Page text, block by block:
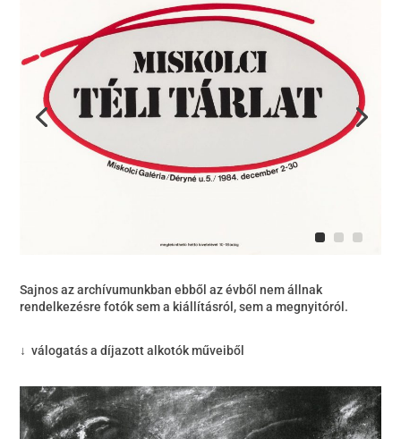
Sajnos az archívumunkban ebből az évből nem állnak
rendelkezésre fotók sem a kiállításról, sem a megnyitóról.
↓ válogatás a díjazott alkotók műveiből